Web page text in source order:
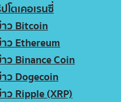
โตเคอเรนซี่
ว Bitcoin
ว Ethereum
ว Binance Coin
ว Dogecoin
ว Ripple (XRP)